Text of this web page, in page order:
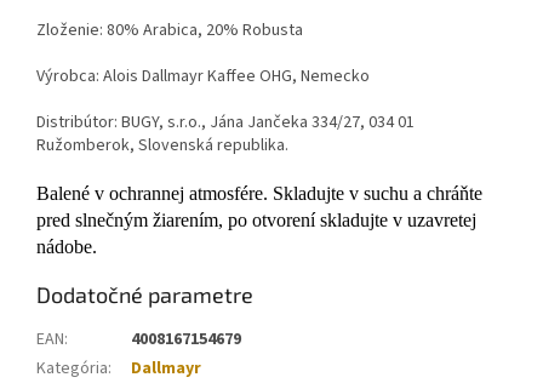
Zloženie: 80% Arabica, 20% Robusta
Výrobca: Alois Dallmayr Kaffee OHG, Nemecko
Distribútor: BUGY, s.r.o., Jána Jančeka 334/27, 034 01
Ružomberok, Slovenská republika.
Balené v ochrannej atmosfére. Skladujte v suchu a chráňte
pred slnečným žiarením, po otvorení skladujte v uzavretej
nádobe.
Dodatočné parametre
EAN:
4008167154679
Kategória:
Dallmayr